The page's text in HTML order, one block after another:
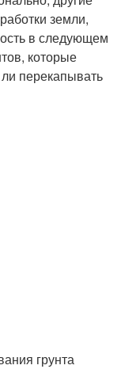
земли,
в следующем
которые
перекапывать
грунта